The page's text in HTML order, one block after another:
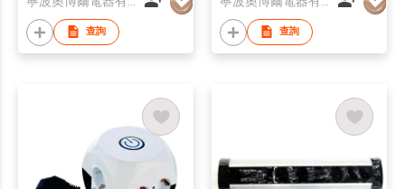
查詢 查詢